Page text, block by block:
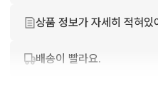
상품 정보가 자세히 적혀있
배송이 빨라요.